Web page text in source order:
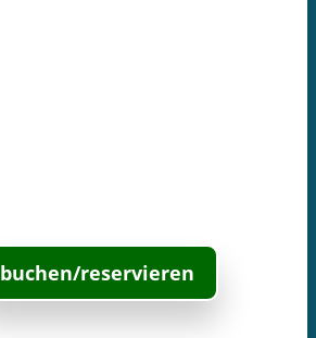
buchen/reservieren